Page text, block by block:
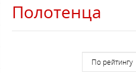
Полотенца